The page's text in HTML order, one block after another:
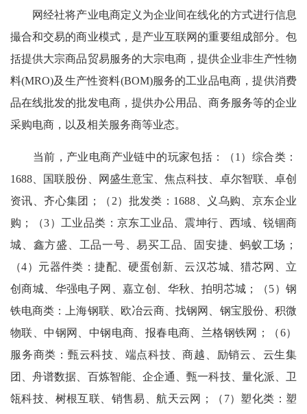
网经社将产业电商定义为企业间在线化的方式进行信息
撮合和交易的商业模式，是产业互联网的重要组成部分。包
括提供大宗商品贸易服务的大宗电商，提供企业非生产性物
料(MRO)及生产性资料(BOM)服务的工业品电商，提供消费
品在线批发的批发电商，提供办公用品、商务服务等的企业
采购电商，以及相关服务商等业态。
当前，产业电商产业链中的玩家包括：（1）综合类：
1688、国联股份、网盛生意宝、焦点科技、卓尔智联、卓创
资讯、齐心集团；（2）批发类：1688、义乌购、京东企业
购；（3）工业品类：京东工业品、震坤行、西域、锐锢商
城、鑫方盛、工品一号、易买工品、固安捷、蚂蚁工场；
（4）元器件类：捷配、硬蛋创新、云汉芯城、猎芯网、立
创商城、华强电子网、嘉立创、华秋、拍明芯城；（5）钢
铁电商类：上海钢联、欧冶云商、找钢网、钢宝股份、积微
物联、中钢网、中钢电商、报春电商、兰格钢铁网；（6）
服务商类：甄云科技、端点科技、商越、励销云、云生集
团、舟谱数据、百炼智能、企企通、甄一科技、量化派、卫
瓴科技、树根互联、销售易、航天云网；（7）塑化类：塑